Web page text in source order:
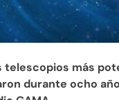
telescopios más
durante ocho